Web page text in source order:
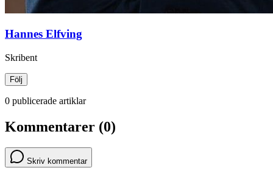
Hannes Elfving
Skribent
Följ
0 publicerade artiklar
Kommentarer (0)
Skriv kommentar